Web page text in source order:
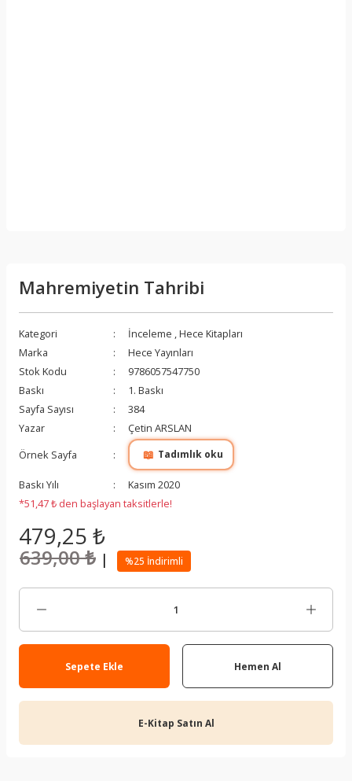
Mahremiyetin Tahribi
Kategori İnceleme ,Hece Kitapları
Marka
Hece Yayınları
Stok Kodu
9786057547750
Baskı
1. Baskı
Sayfa Sayısı
384
Yazar
Çetin ARSLAN
Örnek Sayfa
📖 Tadımlık oku
Baskı Yılı
Kasım 2020
*51,47 ₺ den başlayan taksitlerle!
479,25 ₺
639,00 ₺ | %25 İndirimli
Sepete Ekle Hemen Al
E-Kitap Satın Al